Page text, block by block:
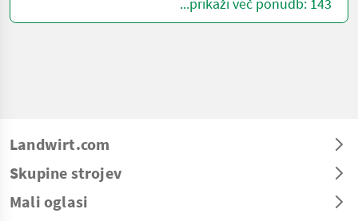
Landwirt.com
Skupine strojev
Mali oglasi